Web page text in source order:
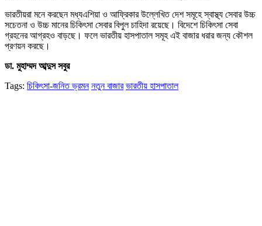
ভারতীয়রা মনে করছেন মধ্যএশিয়া ও আফ্রিকার উল্লেখিত দেশ সমূহে স্বাস্থ্য সেবার উচ্চ
সচেতনা ও উচ্চ মানের চিকিৎসা সেবার বিপুল চাহিদা রয়েছে। বিদেশে চিকিৎসা সেবা
গ্রহনের আগ্রহও বাড়ছে। ফলে ভারতীয় হাসপাতাল সমূহ এই বাজার ধরার জন্য কৌশল
প্রণয়ন করছে।
ডা. মুহাম্মদআব্দুসসবুর
Tags: চিকিৎসা-জনিত ভ্রমন নতুন বাজার ভারতীয় হাসপাতাল